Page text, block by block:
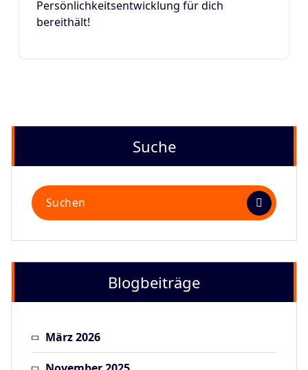
Persönlichkeitsentwicklung für dich
bereithält!
Suche
Suchen
nach:
Blogbeiträge
März 2026